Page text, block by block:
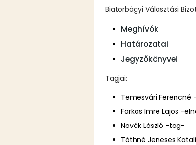
Biatorbágyi Választási
Meghívók
Határozatai
Jegyzőkönyvei
Tagjai:
Temesvári Ferencné
Farkas Imre Lajos -
Novák László -tag-
Tóthné Jeneses